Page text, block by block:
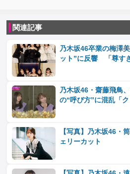
関連記事
乃木坂46卒業の梅澤
ット”に反響 「尊す
乃木坂46・齋藤飛鳥
の“呼び方”に混乱「ク
【写真】乃木坂46・
ェリーカット